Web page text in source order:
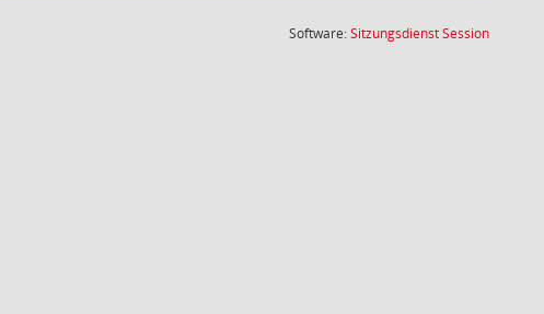
Software:SitzungsdienstSession(Wird in